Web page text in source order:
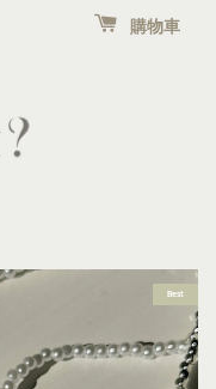
購物車
Best